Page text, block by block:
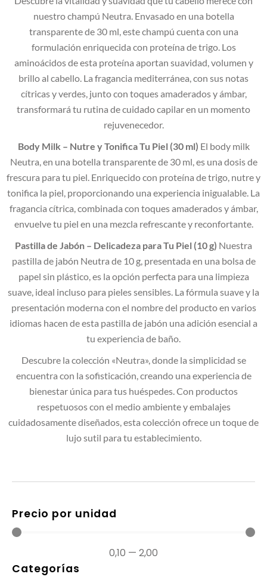
nuestro champú Neutra. Envasado en una botella
transparente de 30 ml, este champú cuenta con una
formulación enriquecida con proteína de trigo. Los
aminoácidos de esta proteína aportan suavidad, volumen y
brillo al cabello. La fragancia mediterránea, con sus notas
cítricas y verdes, junto con toques amaderados y ámbar,
transformará tu rutina de cuidado capilar en un momento
rejuvenecedor.
Body Milk – Nutre y Tonifica Tu Piel (30 ml) El body milk
Neutra, en una botella transparente de 30 ml, es una dosis de
frescura para tu piel. Enriquecido con proteína de trigo, nutre y
tonifica la piel, proporcionando una experiencia inigualable. La
fragancia cítrica, combinada con toques amaderados y ámbar,
envuelve tu piel en una mezcla refrescante y reconfortante.
Pastilla de Jabón – Delicadeza para Tu Piel (10 g) Nuestra
pastilla de jabón Neutra de 10 g, presentada en una bolsa de
papel sin plástico, es la opción perfecta para una limpieza
suave, ideal incluso para pieles sensibles. La fórmula suave y la
presentación moderna con el nombre del producto en varios
idiomas hacen de esta pastilla de jabón una adición esencial a
tu experiencia de baño.
Descubre la colección «Neutra», donde la simplicidad se
encuentra con la sofisticación, creando una experiencia de
bienestar única para tus huéspedes. Con productos
respetuosos con el medio ambiente y embalajes
cuidadosamente diseñados, esta colección ofrece un toque de
lujo sutil para tu establecimiento.
Precio por unidad
0,10 — 2,00
Categorías